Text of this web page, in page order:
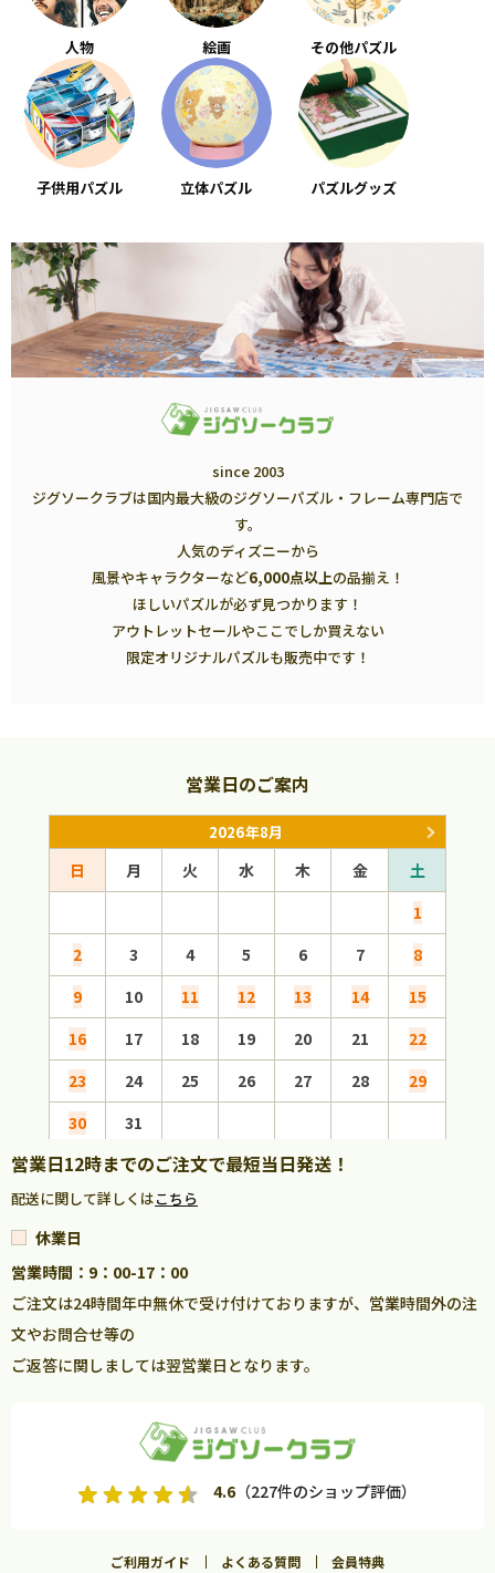
人物 絵画 その他パズル
子供用パズル 立体パズル パズルグッズ
since 2003
ジグソークラブは国内最大級のジグソーパズル・フレーム専門店で
す。
人気のディズニーから
風景やキャラクターなど6,000点以上の品揃え！
ほしいパズルが必ず見つかります！
アウトレットセールやここでしか買えない
限定オリジナルパズルも販売中です！
営業日のご案内
2026年8月
日 月 火 水 木 金
土
1
2
3 4 5 6 7
8
9
10 11 12 13 14
15
16
17 18 19 20 21
22
23
24 25 26 27 28
29
30
31
営業日12時までのご注文で最短当日発送！
配送に関して詳しくはこちら
休業日
営業時間：9：00-17：00
ご注文は24時間年中無休で受け付けておりますが、営業時間外の注
文やお問合せ等の
ご返答に関しましては翌営業日となります。
4.6（227件のショップ評価）
ご利用ガイド よくある質問
会員特典